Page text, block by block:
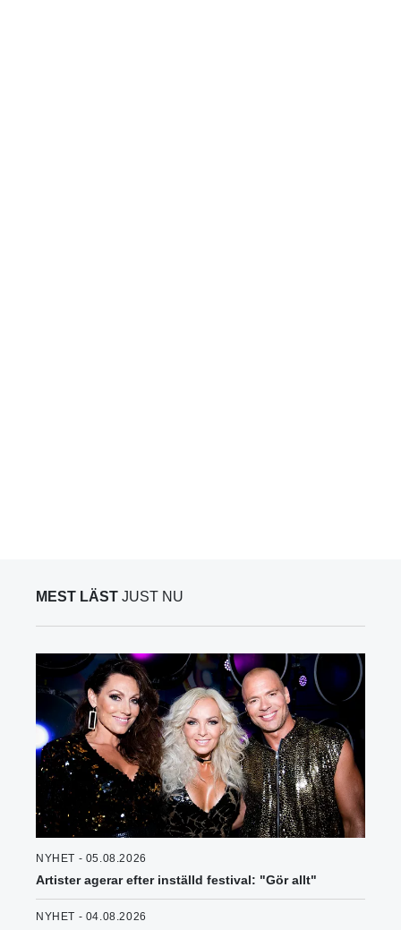
MEST LÄST JUST NU
NYHET - 05.08.2026
Artister agerar efter inställd festival: "Gör allt"
NYHET - 04.08.2026